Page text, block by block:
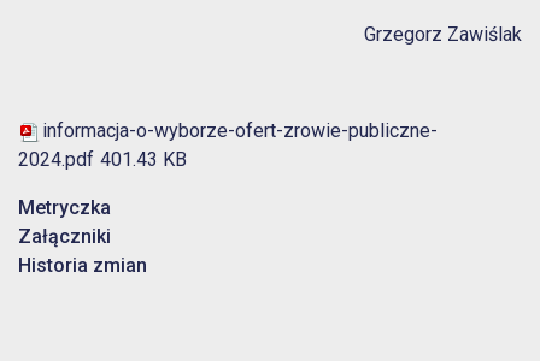
Grzegorz Zawiślak
informacja-o-wyborze-ofert-zrowie-publiczne-
2024.pdf 401.43 KB
Metryczka
Załączniki
Historia zmian